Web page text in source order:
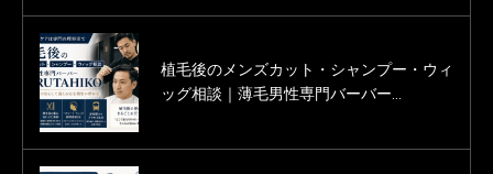
植毛後のメンズカット・シャンプー・ウィ
ッグ相談｜薄毛男性専門バーバー
薄毛男性のカットモデル募集中！